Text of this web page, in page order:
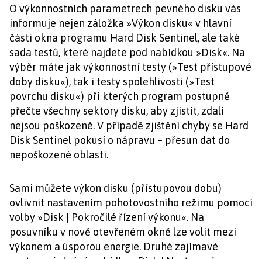
O výkonnostních parametrech pevného disku vás
informuje nejen záložka »Výkon disku« v hlavní
části okna programu Hard Disk Sentinel, ale také
sada testů, které najdete pod nabídkou »Disk«. Na
výběr máte jak výkonnostní testy (»Test přístupové
doby disku«), tak i testy spolehlivosti (»Test
povrchu disku«) při kterých program postupně
přečte všechny sektory disku, aby zjistit, zdali
nejsou poškozené. V případě zjištění chyby se Hard
Disk Sentinel pokusí o nápravu – přesun dat do
nepoškozené oblasti.
Sami můžete výkon disku (přístupovou dobu)
ovlivnit nastavením pohotovostního režimu pomocí
volby »Disk | Pokročilé řízení výkonu«. Na
posuvníku v nově otevřeném okně lze volit mezi
výkonem a úsporou energie. Druhé zajímavé